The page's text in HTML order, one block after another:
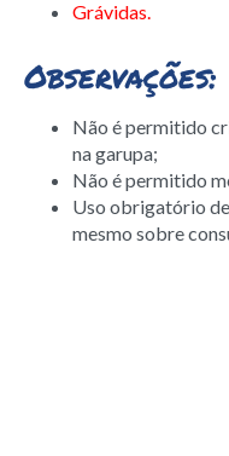
Grávidas.
Observações:
Não é permitido
na garupa;
Não é permitido
Uso obrigatório
mesmo sobre